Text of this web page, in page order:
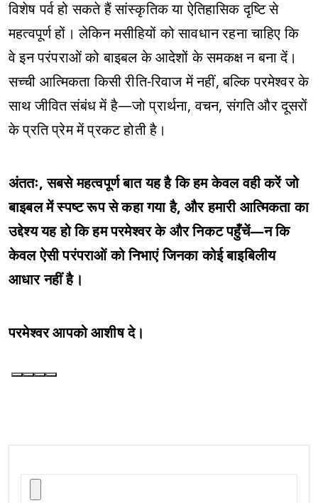
विशेष पर्व हो सकते हैं सांस्कृतिक या ऐतिहासिक दृष्टि से
महत्वपूर्ण हों। लेकिन मसीहियों को सावधान रहना चाहिए कि
वे इन परंपराओं को बाइबल के आदेशों के समकक्ष न बना दें।
सच्ची आत्मिकता किसी रीति-रिवाज में नहीं, बल्कि परमेश्वर के
साथ जीवित संबंध में है—जो प्रार्थना, वचन, संगति और दूसरों
के प्रति प्रेम में प्रकट होती है।
अंततः, सबसे महत्वपूर्ण बात यह है कि हम केवल वही करें जो
बाइबल में स्पष्ट रूप से कहा गया है, और हमारी आत्मिकता का
उद्देश्य यह हो कि हम परमेश्वर के और निकट पहुँचें—न कि
केवल ऐसी परंपराओं को निभाएं जिनका कोई बाइबिलीय
आधार नहीं है।
परमेश्वर आपको आशीष दे।